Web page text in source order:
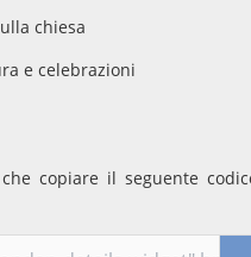
chiesa
e celebrazioni
copiare il seguente